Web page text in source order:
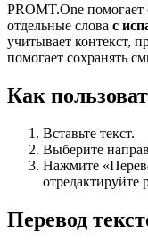
PROMT.One помогает
отдельные слова с
учитывает контекст,
помогает сохранять
Как
Вставьте текст.
Выберите
Нажмите
отредактируйте
Перевод